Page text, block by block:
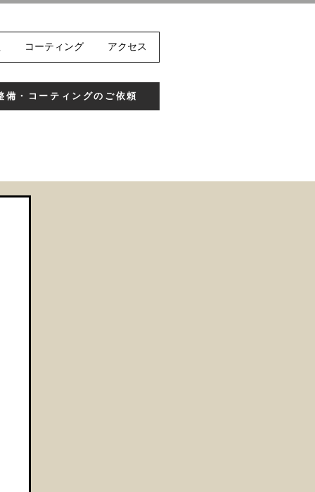
コーティング アクセス
備・コーティングのご依頼